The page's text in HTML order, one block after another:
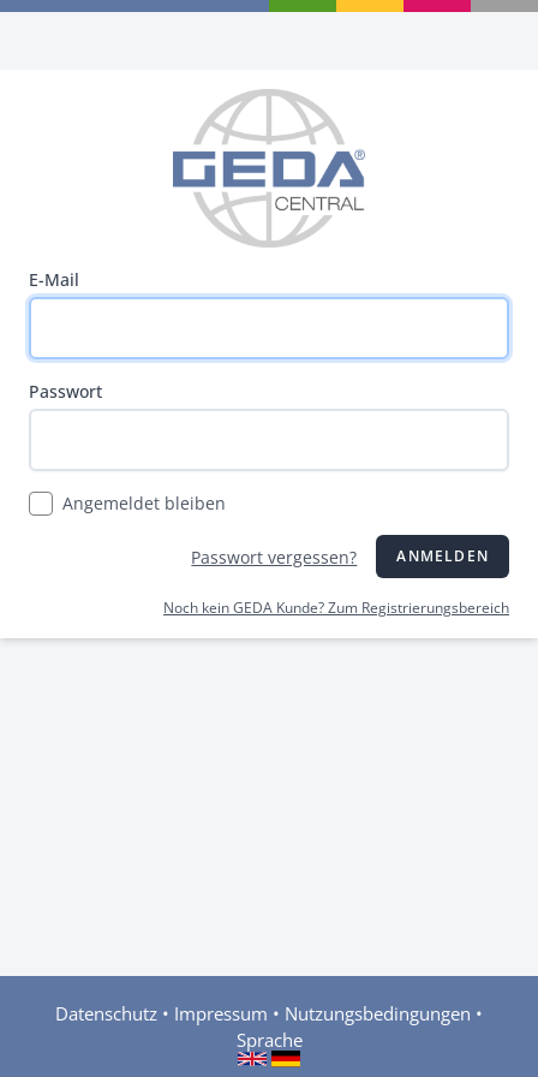
E-Mail
Passwort
Angemeldet bleiben
Passwort vergessen? ANMELDEN
Noch kein GEDA Kunde? Zum Registrierungsbereich
Datenschutz • Impressum • Nutzungsbedingungen •
Sprache